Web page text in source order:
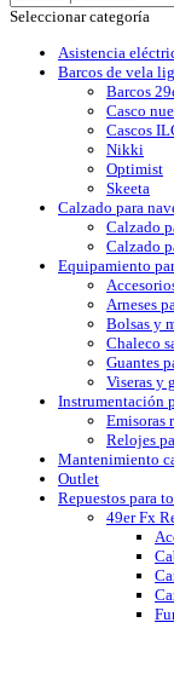
Seleccionar categoría
Asistencia
Barcos de vela
Barcos
Casco
Cascos
Nikki
Optimist
Skeeta
Calzado para
Calzado
Calzado
Equipamiento
Arneses
Bolsas y
Chaleco
Guantes
Viseras y
Instrumentación
Emisoras
Relojes
Mantenimiento
Outlet
Repuestos para
49er Fx